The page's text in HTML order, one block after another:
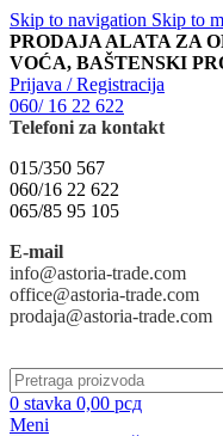
Skip to navigation Skip to
PRODAJA ALATA ZA
VOĆA, BAŠTENSKI
Prijava / Registracija
060/ 16 22 622
Telefoni za kontakt
015/350 567
060/16 22 622
065/85 95 105
E-mail
info@astoria-trade.com
office@astoria-trade.com
prodaja@astoria-trade.com
0 stavka 0,00 рсд
Meni